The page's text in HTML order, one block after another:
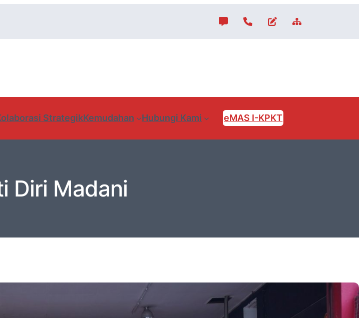
StrategikKemudahan Hubungi Kami eMAS I-KPKT
Diri Madani